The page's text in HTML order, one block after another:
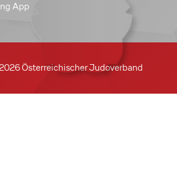
App
Österreichischer Judoverband